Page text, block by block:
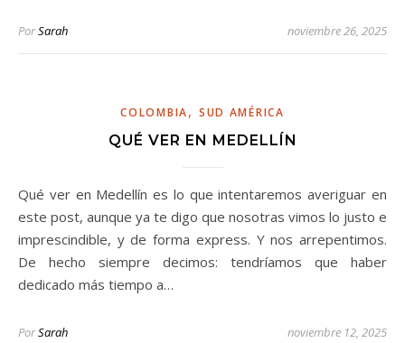
PorSarah noviembre 26, 2025
COLOMBIA, SUD AMÉRICA
QUÉ VER EN MEDELLÍN
Qué ver en Medellín es lo que intentaremos averiguar en
este post, aunque ya te digo que nosotras vimos lo justo e
imprescindible, y de forma express. Y nos arrepentimos.
De hecho siempre decimos: tendríamos que haber
dedicado más tiempo a…
PorSarah noviembre 12, 2025